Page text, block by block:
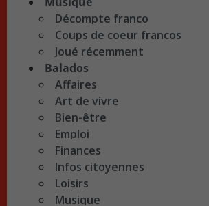
Décompte franco
Coups de coeur francos
Joué récemment
Balados
Affaires
Art de vivre
Bien-être
Emploi
Finances
Infos citoyennes
Loisirs
Musique